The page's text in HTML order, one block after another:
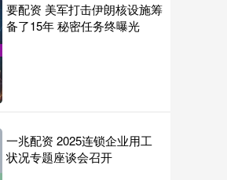
要配资 美军打击伊朗核设施筹
备了15年 秘密任务终曝光
一兆配资 2025连锁企业用工
状况专题座谈会召开